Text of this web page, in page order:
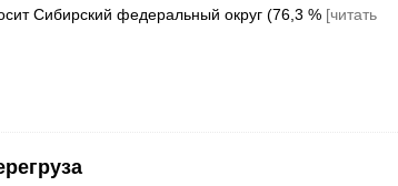
Сибирский федеральный округ (76,3 % [читать